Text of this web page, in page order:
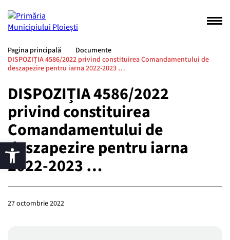
Pagina principală
Documente
DISPOZIȚIA 4586/2022 privind constituirea Comandamentului de
deszapezire pentru iarna 2022-2023 …
DISPOZIȚIA 4586/2022
privind constituirea
Comandamentului de
deszapezire pentru iarna
2022-2023 …
27 octombrie 2022